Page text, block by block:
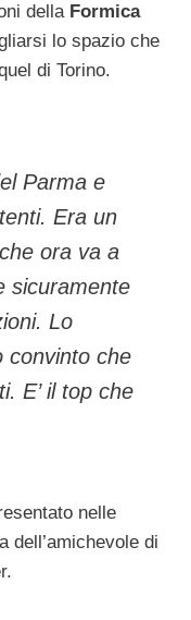
della Formica
lo spazio che
di Torino.
Parma e
Era un
ora va a
sicuramente
Lo
convinto che
E’ il top che
nelle
dell’amichevole di